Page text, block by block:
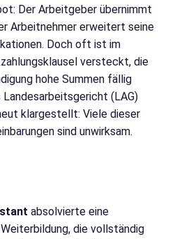
Der Arbeitgeber übernimmt
Arbeitnehmer erweitert seine
Doch oft ist im
versteckt, die
hohe Summen fällig
(LAG)
klargestellt: Viele dieser
sind unwirksam.
absolvierte eine
die vollständig